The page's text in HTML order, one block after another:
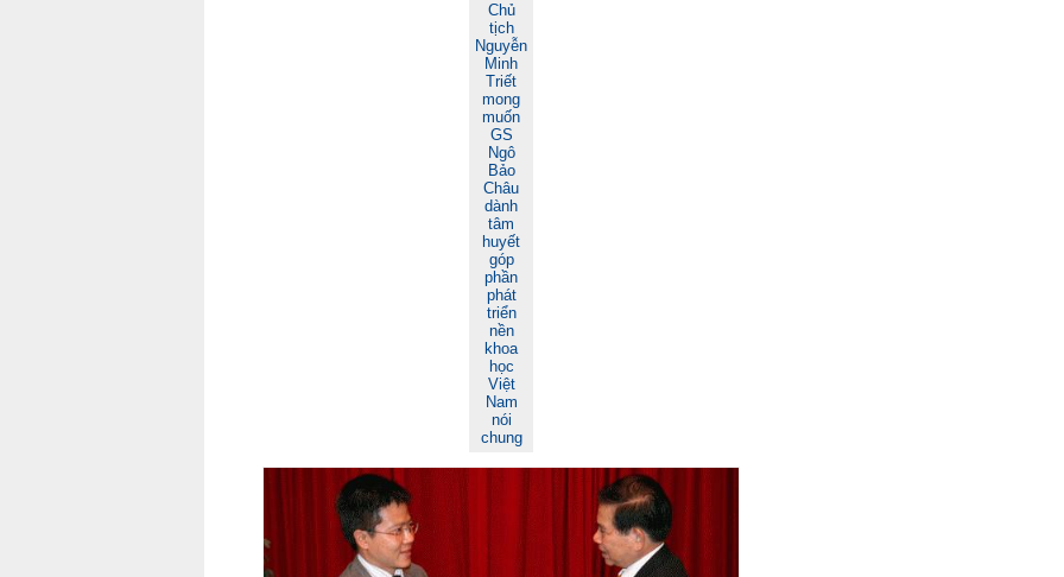
Chủ
tịch
Nguyễn
Minh
Triết
mong
muốn
GS
Ngô
Bảo
Châu
dành
tâm
huyết
góp
phần
phát
triển
nền
khoa
học
Việt
Nam
nói
chung